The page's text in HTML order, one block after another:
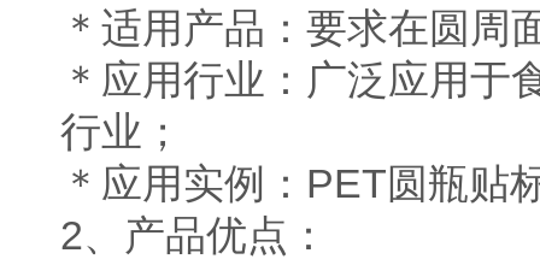
＊适用产品：要求在圆周
＊应用行业：广泛应用于
行业；
＊应用实例：PET圆瓶贴
2、产品优点：